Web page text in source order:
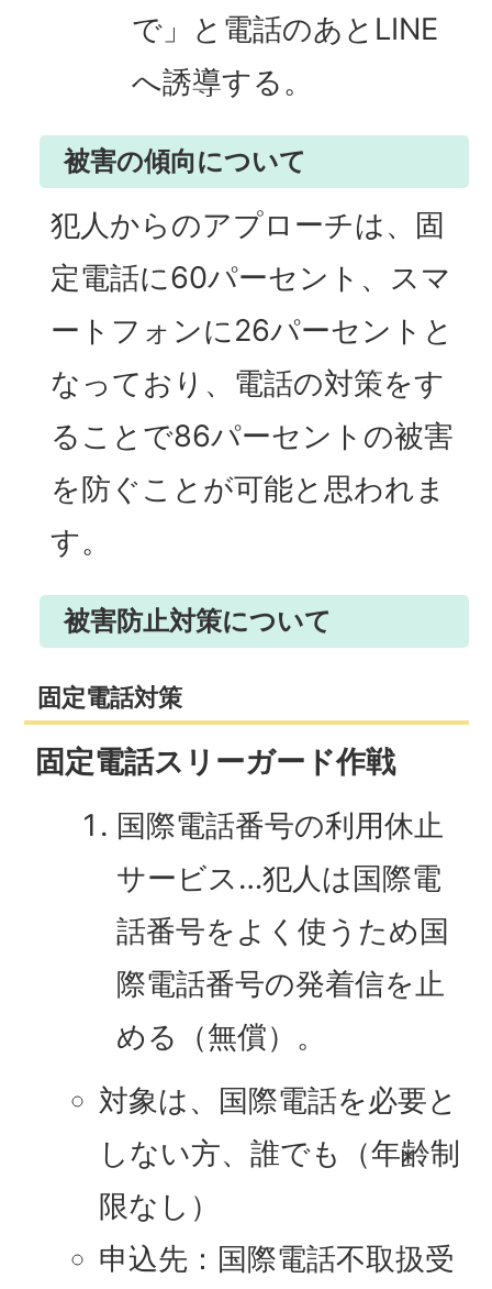
で」と電話のあとLINE
へ誘導する。
被害の傾向について
犯人からのアプローチは、固
定電話に60パーセント、スマ
ートフォンに26パーセントと
なっており、電話の対策をす
ることで86パーセントの被害
を防ぐことが可能と思われま
す。
被害防止対策について
固定電話対策
固定電話スリーガード作戦
国際電話番号の利用休止
サービス…犯人は国際電
話番号をよく使うため国
際電話番号の発着信を止
める（無償）。
対象は、国際電話を必要と
しない方、誰でも（年齢制
限なし）
申込先：国際電話不取扱受